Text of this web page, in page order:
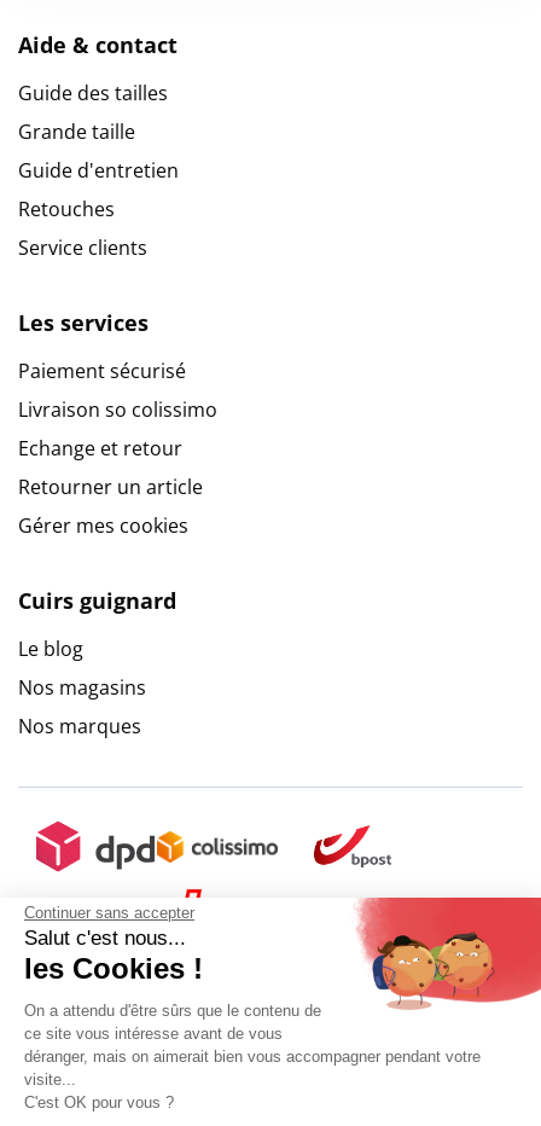
Continuer sans accepter
Salut c'est nous...
les Cookies !
On a attendu d'être sûrs que le contenu de
ce site vous intéresse avant de vous
déranger, mais on aimerait bien vous accompagner pendant votre
visite...
C'est OK pour vous ?
Aide & contact
Guide des tailles
Grande taille
Guide d'entretien
Retouches
Service clients
Les services
Paiement sécurisé
Livraison so colissimo
Echange et retour
Retourner un article
Gérer mes cookies
Cuirs guignard
Le blog
Nos magasins
Nos marques